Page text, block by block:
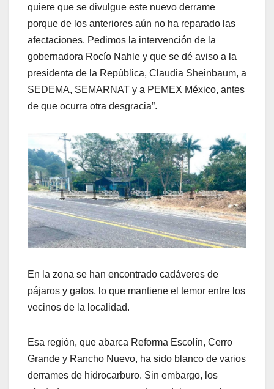
quiere que se divulgue este nuevo derrame
porque de los anteriores aún no ha reparado las
afectaciones. Pedimos la intervención de la
gobernadora Rocío Nahle y que se dé aviso a la
presidenta de la República, Claudia Sheinbaum, a
SEDEMA, SEMARNAT y a PEMEX México, antes
de que ocurra otra desgracia”.
En la zona se han encontrado cadáveres de
pájaros y gatos, lo que mantiene el temor entre los
vecinos de la localidad.
Esa región, que abarca Reforma Escolín, Cerro
Grande y Rancho Nuevo, ha sido blanco de varios
derrames de hidrocarburo. Sin embargo, los